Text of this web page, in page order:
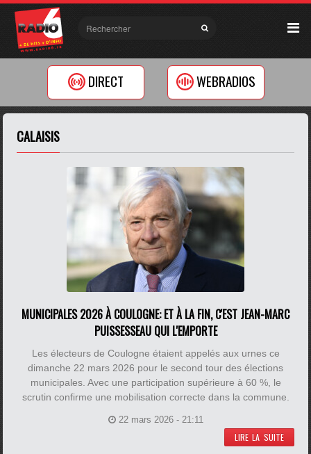
DIRECT WEBRADIOS
CALAISIS
MUNICIPALES 2026 À COULOGNE: ET À LA FIN, C'EST JEAN-MARC
PUISSESSEAU QUI L'EMPORTE
Les électeurs de Coulogne étaient appelés aux urnes ce
dimanche 22 mars 2026 pour le second tour des élections
municipales. Avec une participation supérieure à 60 %, le
scrutin confirme une mobilisation correcte dans la commune.
22 mars 2026 - 21:11
LIRE LA SUITE